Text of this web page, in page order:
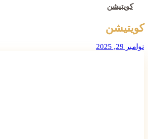
کویتیشن
کویتیشن
نوامبر 29, 2025